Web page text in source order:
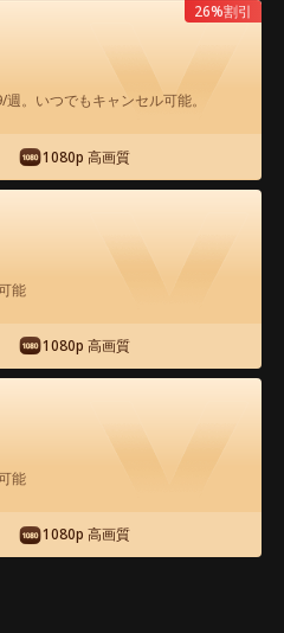
で無料視聴可能
合う赤い糸 映画フ
40
。いつでもキャンセル可能。
1080p 高画質
26%割引
能
1080p 高画質
能
1080p 高画質